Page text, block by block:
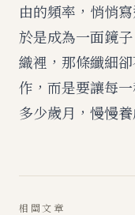
由的頻率，悄悄
於是成為一面鏡
織裡，那條纖細
作，而是要讓每
多少歲月，慢慢
相關文章